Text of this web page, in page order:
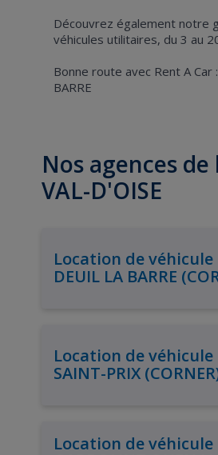
Découvrez également notre
véhicules utilitaires, du 3 au
Bonne route avec Rent A Car
BARRE
Nos agences
VAL-D'OISE
Location de véhicule
DEUIL LA BARRE
Location de véhicule
SAINT-PRIX
Location de véhicule